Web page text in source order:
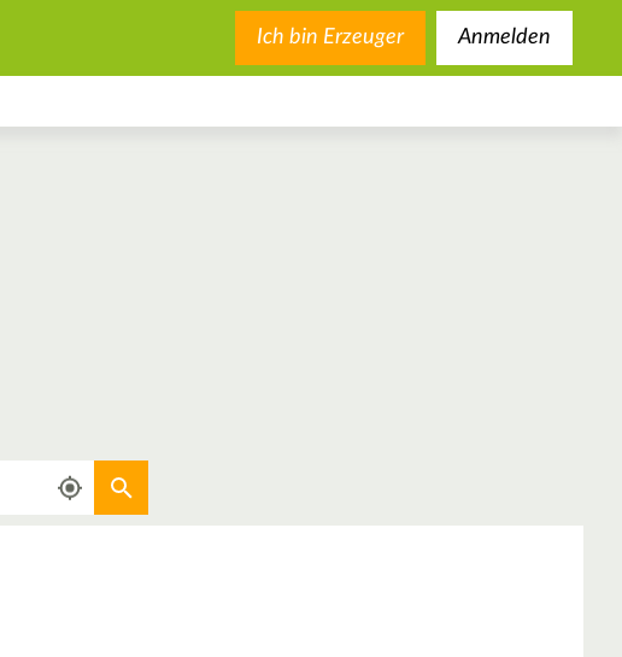
Ich bin Erzeuger Anmelden
Aktuellen Standort verwenden